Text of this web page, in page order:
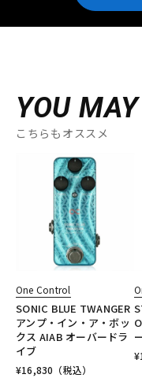
YOU
こちらもオススメ
One Control
SONIC BLUE TWANGER
アンプ・イン・ア・ボッ
クス AIAB オーバードラ
イブ
¥16,830 （税込）
¥